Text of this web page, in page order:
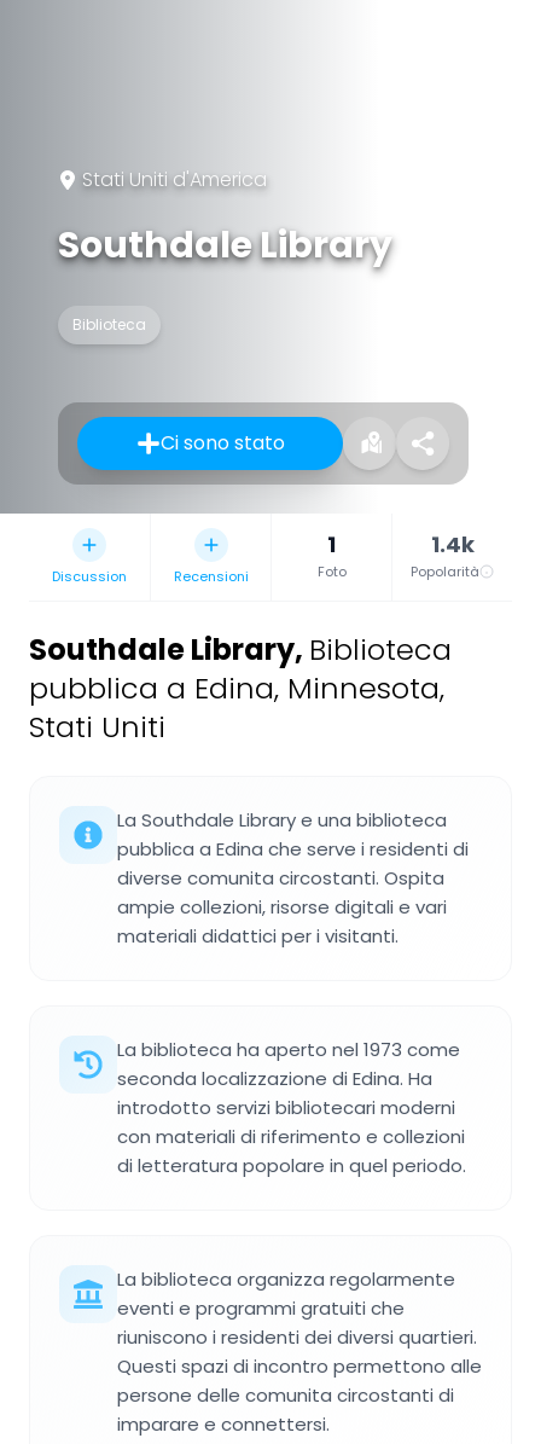
Stati Uniti d'America
Southdale Library
Biblioteca
Ci sono stato
Discussion Recensioni
1
Foto
1.4k
Popolarità
Southdale Library, Biblioteca
pubblica a Edina, Minnesota,
Stati Uniti
La Southdale Library e una biblioteca
pubblica a Edina che serve i residenti di
diverse comunita circostanti. Ospita
ampie collezioni, risorse digitali e vari
materiali didattici per i visitanti.
La biblioteca ha aperto nel 1973 come
seconda localizzazione di Edina. Ha
introdotto servizi bibliotecari moderni
con materiali di riferimento e collezioni
di letteratura popolare in quel periodo.
La biblioteca organizza regolarmente
eventi e programmi gratuiti che
riuniscono i residenti dei diversi quartieri.
Questi spazi di incontro permettono alle
persone delle comunita circostanti di
imparare e connettersi.